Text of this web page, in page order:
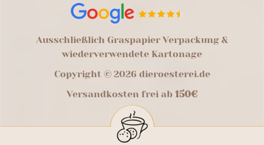
Ausschließlich Graspapier Verpackung &
wiederverwendete Kartonage
Copyright © 2026 dieroesterei.de
Versandkosten frei ab 150€